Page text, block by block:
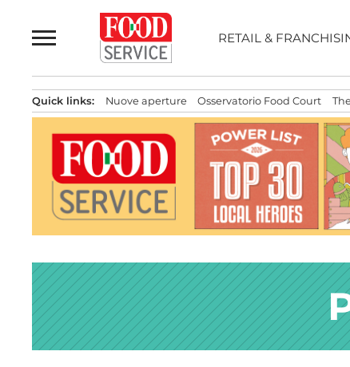
al
contenuto
RETAIL &
Quick links: Nuove aperture Osservatorio Food Court